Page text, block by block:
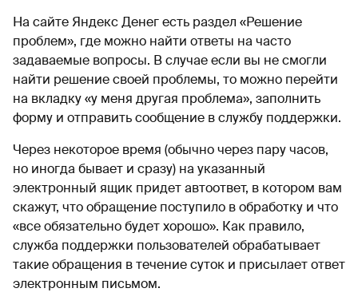
На сайте Яндекс Денег есть раздел «Решение
проблем», где можно найти ответы на часто
задаваемые вопросы. В случае если вы не смогли
найти решение своей проблемы, то можно перейти
на вкладку «у меня другая проблема», заполнить
форму и отправить сообщение в службу поддержки.
Через некоторое время (обычно через пару часов,
но иногда бывает и сразу) на указанный
электронный ящик придет автоответ, в котором вам
скажут, что обращение поступило в обработку и что
«все обязательно будет хорошо». Как правило,
служба поддержки пользователей обрабатывает
такие обращения в течение суток и присылает ответ
электронным письмом.